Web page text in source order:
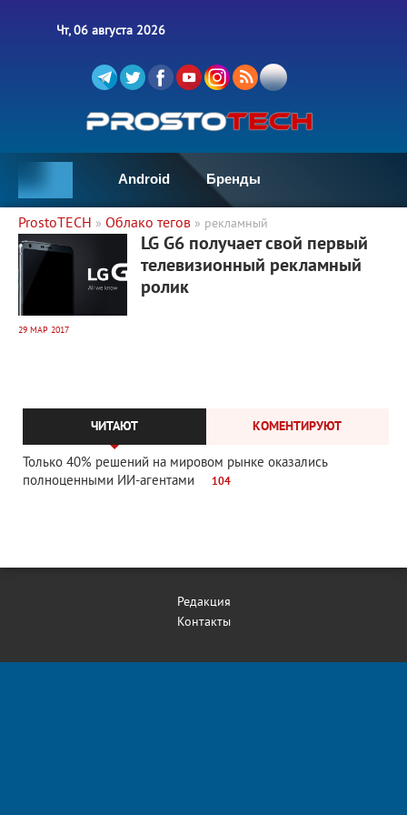
Чт, 06 августа 2026
Android Бренды
ProstoTECH » Облако тегов » рекламный
2 788 0
LG G6 получает свой первый
телевизионный рекламный
ролик
29 МАР 2017
ЧИТАЮТ КОМЕНТИРУЮТ
Только 40% решений на мировом рынке оказались
полноценными ИИ-агентами
104
Редакция
Контакты